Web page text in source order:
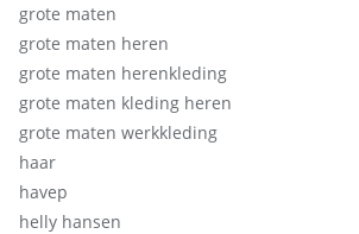
grote maten
grote maten heren
grote maten herenkleding
grote maten kleding heren
grote maten werkkleding
haar
havep
helly hansen